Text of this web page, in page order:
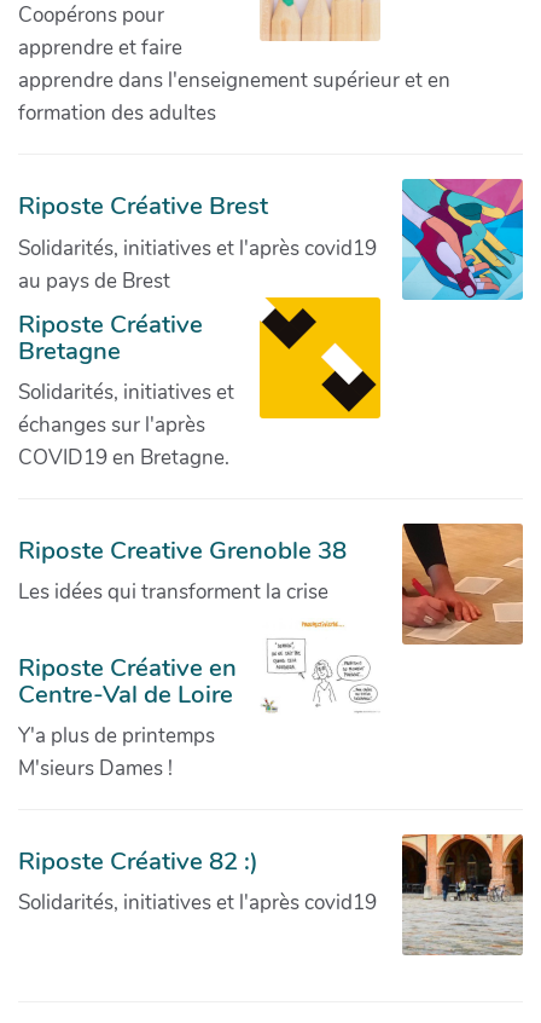
Coopérons pour
apprendre et faire
apprendre dans l'enseignement supérieur et en
formation des adultes
Riposte Créative Brest
Solidarités, initiatives et l'après covid19
au pays de Brest
Riposte Créative
Bretagne
Solidarités, initiatives et
échanges sur l'après
COVID19 en Bretagne.
Riposte Creative Grenoble 38
Les idées qui transforment la crise
Riposte Créative en
Centre-Val de Loire
Y'a plus de printemps
M'sieurs Dames !
Riposte Créative 82 :)
Solidarités, initiatives et l'après covid19